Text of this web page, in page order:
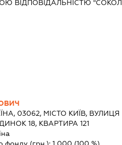
ВІДПОВІДАЛЬНІСТЮ "СОКОЛ
03062, МІСТО КИЇВ, ВУЛИЦЯ
18, КВАРТИРА 121
фонду (грн.):1 000 (100 %)